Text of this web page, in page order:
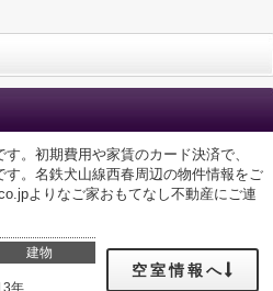
。初期費用や家賃のカード決済で、
。名鉄犬山線西春周辺の物件情報をご
よりなご家おもてなし不動産にご連
建物
年
空室情報へ